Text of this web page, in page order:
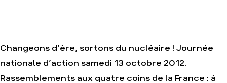
Je soutiens les Amis de
la Terre
Changeons d’ère, sortons du nucléaire ! Journée
nationale d’action samedi 13 octobre 2012.
Rassemblements aux quatre coins de la France : à